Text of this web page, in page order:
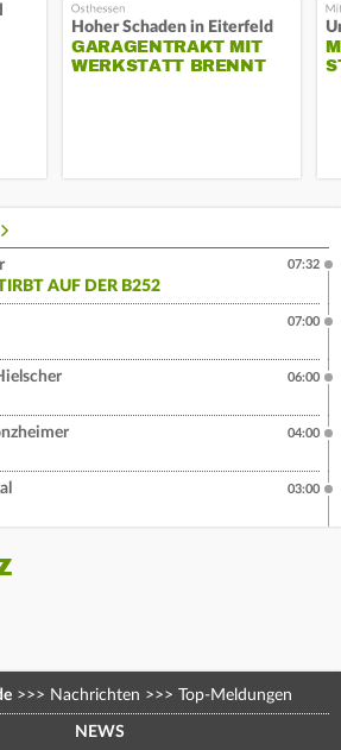
Hoher Schaden in Eiterfeld
GARAGENTRAKT MIT
WERKSTATT BRENNT
AUF DER B252
07:32
07:00
06:00
04:00
03:00
>>> Nachrichten >>> Top-Meldungen
NEWS